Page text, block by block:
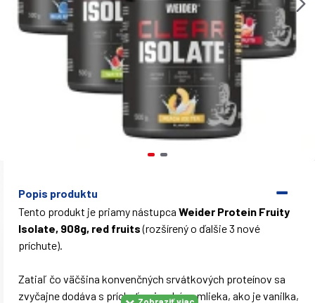
Popis produktu
Tento produkt je priamy nástupca Weider Protein Fruity
Isolate, 908g, red fruits(rozšírený o ďalšie 3 nové
príchute).
Zatiaľ čo väčšina konvenčných srvátkových proteínov sa
zvyčajne dodáva s príchuťami na báze mlieka, ako je vanilka,